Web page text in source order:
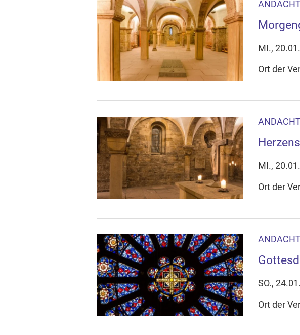
MI.,
Ort der
MI.,
Ort der
SO.,
Ort der